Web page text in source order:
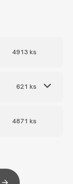
4913 ks
621 ks
4871 ks